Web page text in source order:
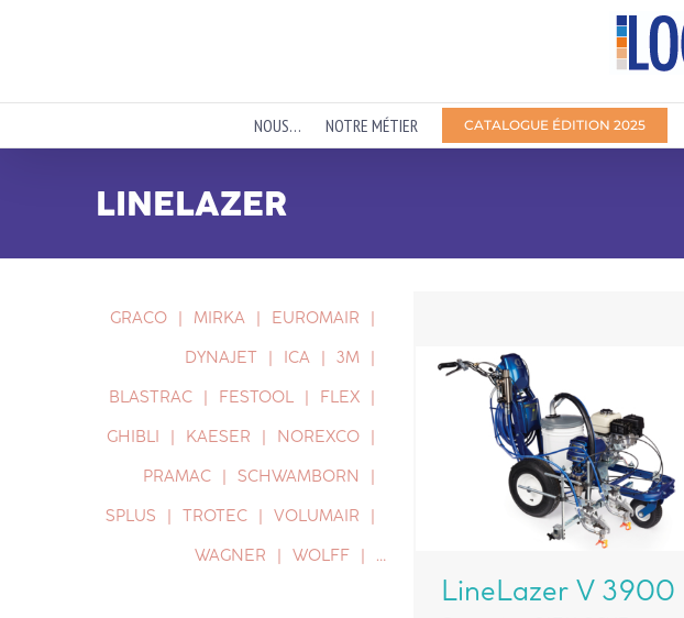
NOUS… NOTRE MÉTIER CATALOGUE ÉDITION 2025
LINELAZER
LineLazer V 3900
GRACO MIRKA
EUROMAIR
DYNAJET
ICA
3M
BLASTRAC
FESTOOL
FLEX
GHIBLI
KAESER
NOREXCO
PRAMAC
SCHWAMBORN
SPLUS
TROTEC
VOLUMAIR
WAGNER
WOLFF …